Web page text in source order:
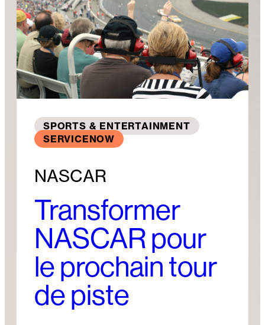
SPORTS & ENTERTAINMENT
SERVICENOW
NASCAR
Transformer
NASCAR pour
le prochain tour
de piste